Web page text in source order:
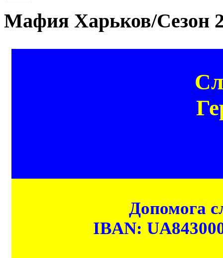
Мафия Харьков/Сезон
Допомога
IBAN: